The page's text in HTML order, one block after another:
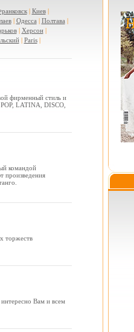
| Киев|
| Одесса | Полтава |
| Херсон|
| Paris|
фирменный стиль и
LATINА, DISCO,
командой
произведения
торжеств
Вам и всем